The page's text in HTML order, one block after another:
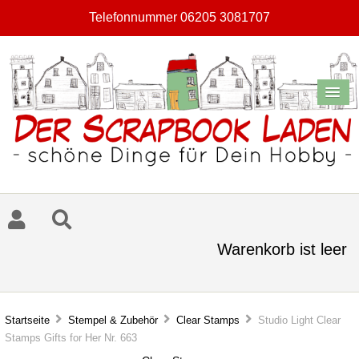
Telefonnummer 06205 3081707
Warenkorb ist leer
Startseite Stempel & Zubehör Clear Stamps
Studio Light Clear
Stamps Gifts for Her Nr. 663